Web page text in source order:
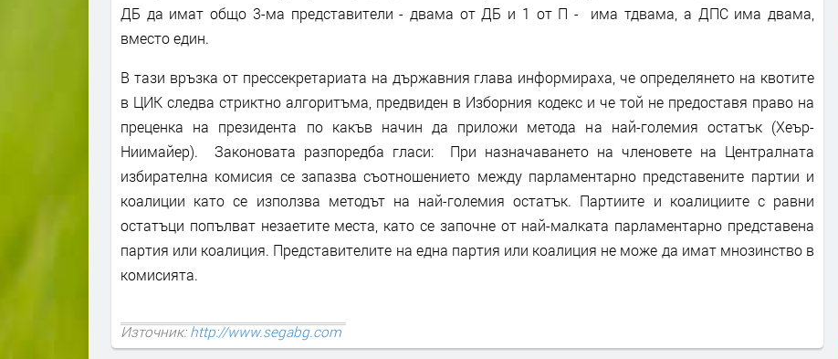
ДБ да имат общо 3-ма представители - двама от ДБ и 1 от П - има тдвама, а ДПС има двама,
вместо един.
В тази връзка от прессекретариата на държавния глава информираха, че определянето на квотите
в ЦИК следва стриктно алгоритъма, предвиден в Изборния кодекс и че той не предоставя право на
преценка на президента по какъв начин да приложи метода на най-големия остатък (Хеър-
Ниимайер). Законовата разпоредба гласи: При назначаването на членовете на Централната
избирателна комисия се запазва съотношението между парламентарно представените партии и
коалиции като се използва методът на най-големия остатък. Партиите и коалициите с равни
остатъци попълват незаетите места, като се започне от най-малката парламентарно представена
партия или коалиция. Представителите на една партия или коалиция не може да имат мнозинство в
комисията.
Източник:http://www.segabg.com